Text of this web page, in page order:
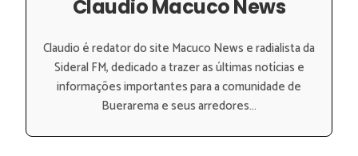
Claudio Macuco News
Claudio é redator do site Macuco News e radialista da
Sideral FM, dedicado a trazer as últimas notícias e
informações importantes para a comunidade de
Buerarema e seus arredores...